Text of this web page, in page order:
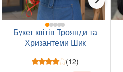
Букет квітів Троянди та
Хризантеми Шик
(12)